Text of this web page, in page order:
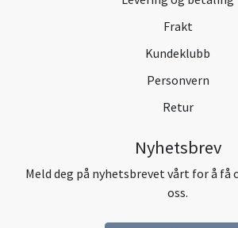
Frakt
Kundeklubb
Personvern
Retur
Nyhetsbrev
Meld deg på nyhetsbrevet vårt for å få
oss.